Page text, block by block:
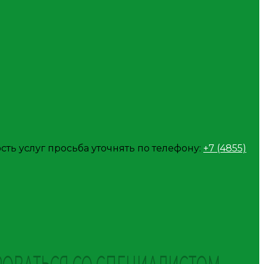
услуг просьба уточнять по телефону: +7 (4855)